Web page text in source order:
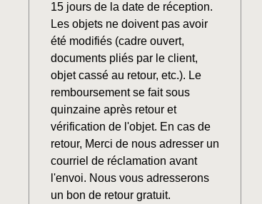
15 jours de la date de réception.
Les objets ne doivent pas avoir
été modifiés (cadre ouvert,
documents pliés par le client,
objet cassé au retour, etc.). Le
remboursement se fait sous
quinzaine après retour et
vérification de l'objet. En cas de
retour, Merci de nous adresser un
courriel de réclamation avant
l'envoi. Nous vous adresserons
un bon de retour gratuit.